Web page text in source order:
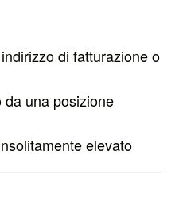
di fatturazione o
da una posizione
elevato